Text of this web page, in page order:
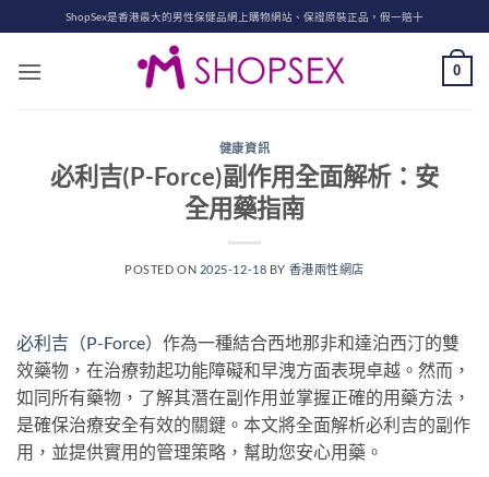
to
content
ShopSex是香港最大的男性保健品網上購物網站、保證原裝正品，假一賠十
0
健康資訊
必利吉(P-Force)副作用全面解析：安
全用藥指南
POSTED ON 2025-12-18 BY 香港兩性網店
必利吉（P-Force） 作為一種結合西地那非和達泊西汀的雙
效藥物，在治療勃起功能障礙和早洩方面表現卓越。然而，
如同所有藥物，了解其潛在副作用並掌握正確的用藥方法，
是確保治療安全有效的關鍵。本文將全面解析必利吉的副作
用，並提供實用的管理策略，幫助您安心用藥。